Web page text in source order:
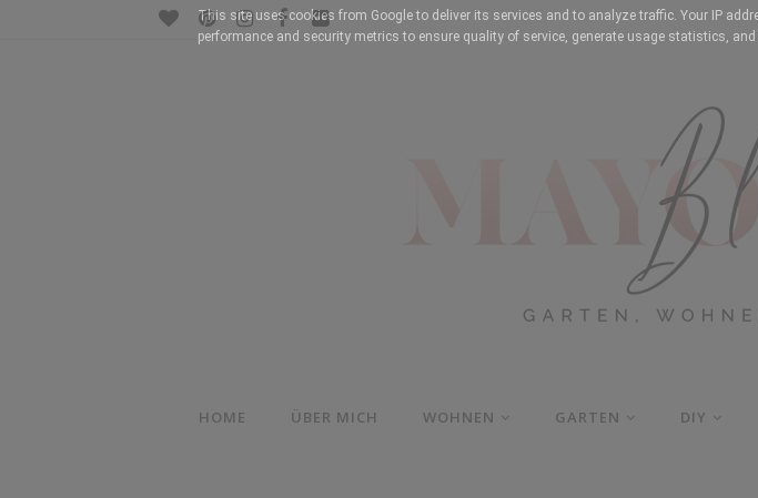
HOME ÜBER MICH WOHNEN GARTEN DIY
This site uses cookies from Google to deliver its services and to analyze traffic. Your IP
performance and security metrics to ensure quality of service, generate usage statistics,